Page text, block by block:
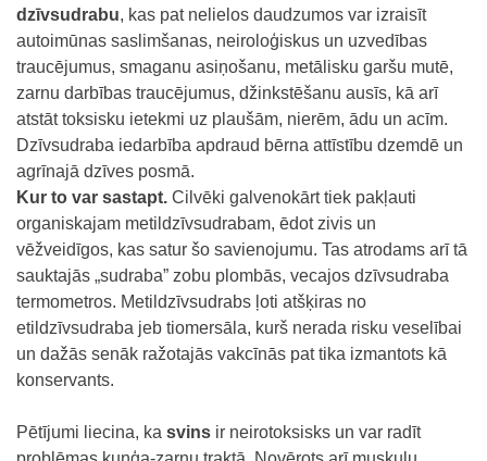
dzīvsudrabu, kas pat nelielos daudzumos var izraisīt
autoimūnas saslimšanas, neiroloģiskus un uzvedības
traucējumus, smaganu asiņošanu, metālisku garšu mutē,
zarnu darbības traucējumus, džinkstēšanu ausīs, kā arī
atstāt toksisku ietekmi uz plaušām, nierēm, ādu un acīm.
Dzīvsudraba iedarbība apdraud bērna attīstību dzemdē un
agrīnajā dzīves posmā.
Kur to var sastapt. Cilvēki galvenokārt tiek pakļauti
organiskajam metildzīvsudrabam, ēdot zivis un
vēžveidīgos, kas satur šo savienojumu. Tas atrodams arī tā
sauktajās „sudraba” zobu plombās, vecajos dzīvsudraba
termometros. Metildzīvsudrabs ļoti atšķiras no
etildzīvsudraba jeb tiomersāla, kurš nerada risku veselībai
un dažās senāk ražotajās vakcīnās pat tika izmantots kā
konservants.
Pētījumi liecina, ka svins ir neirotoksisks un var radīt